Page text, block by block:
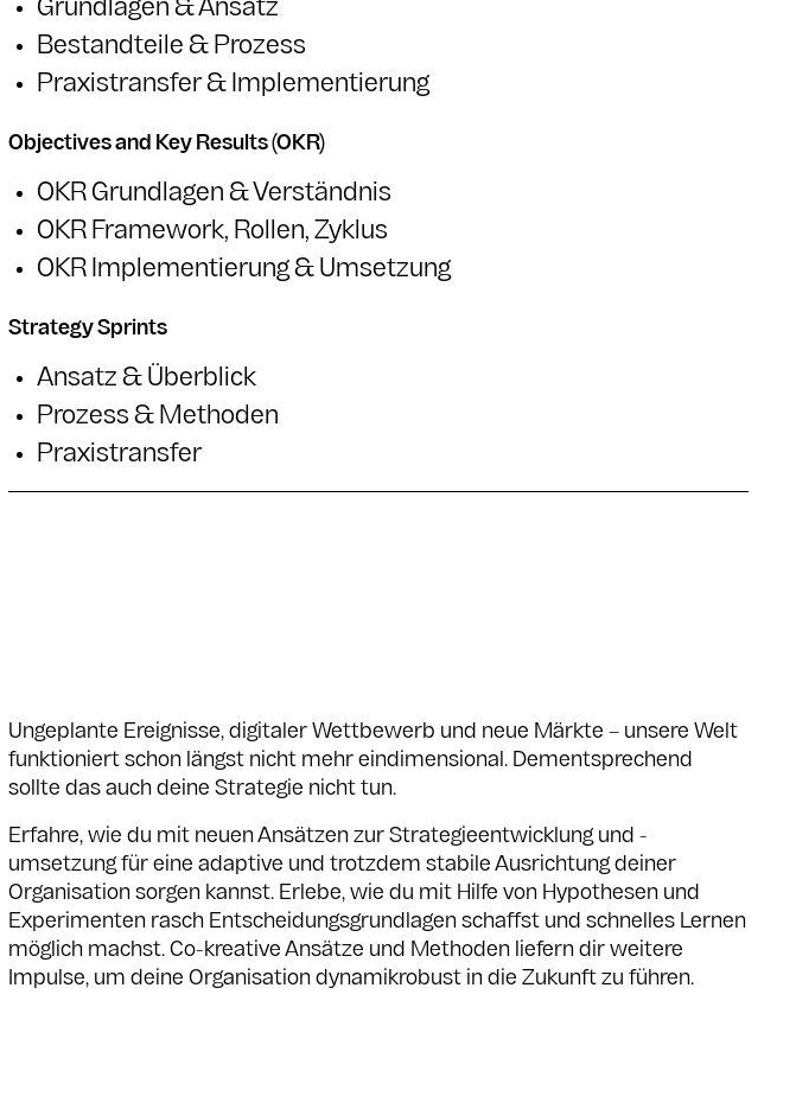
Grundlagen & Ansatz
Bestandteile & Prozess
Praxistransfer & Implementierung
Objectives and Key Results (OKR)
OKR Grundlagen & Verständnis
OKR Framework, Rollen, Zyklus
OKR Implementierung & Umsetzung
Strategy Sprints
Ansatz & Überblick
Prozess & Methoden
Praxistransfer
Ungeplante Ereignisse, digitaler Wettbewerb und neue Märkte – unsere Welt
funktioniert schon längst nicht mehr eindimensional. Dementsprechend
sollte das auch deine Strategie nicht tun.
Erfahre, wie du mit neuen Ansätzen zur Strategieentwicklung und -
umsetzung für eine adaptive und trotzdem stabile Ausrichtung deiner
Organisation sorgen kannst. Erlebe, wie du mit Hilfe von Hypothesen und
Experimenten rasch Entscheidungsgrundlagen schaffst und schnelles Lernen
möglich machst. Co-kreative Ansätze und Methoden liefern dir weitere
Impulse, um deine Organisation dynamikrobust in die Zukunft zu führen.